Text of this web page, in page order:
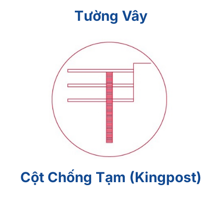
Tường Vây
Cột Chống Tạm (Kingpost)
Cột Chống Tạm (Kingpost)